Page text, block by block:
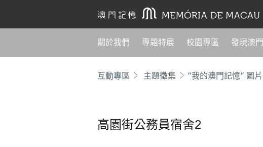
關於我們 專題特展 校園專區 發現澳門
互動專區 主題徵集 “我的澳門記憶” 圖
高園街公務員宿舍2